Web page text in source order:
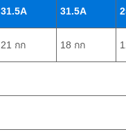
31.5A
31.5A
21 กก 18 กก